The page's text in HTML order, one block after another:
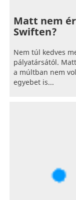
Matt nem
Swiften?
Nem túl kedves
pályatársától.
a múltban nem
egyebet is...